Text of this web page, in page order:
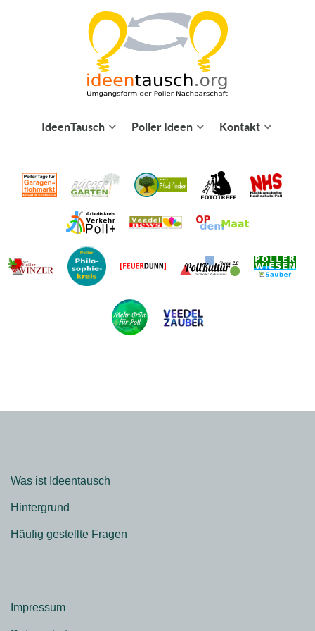
IdeenTausch Poller Ideen Kontakt
Was ist Ideentausch
Hintergrund
Häufig gestellte Fragen
Impressum